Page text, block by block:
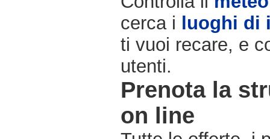
cerca i luoghi di
ti vuoi recare, e
utenti.
Prenota la
on line